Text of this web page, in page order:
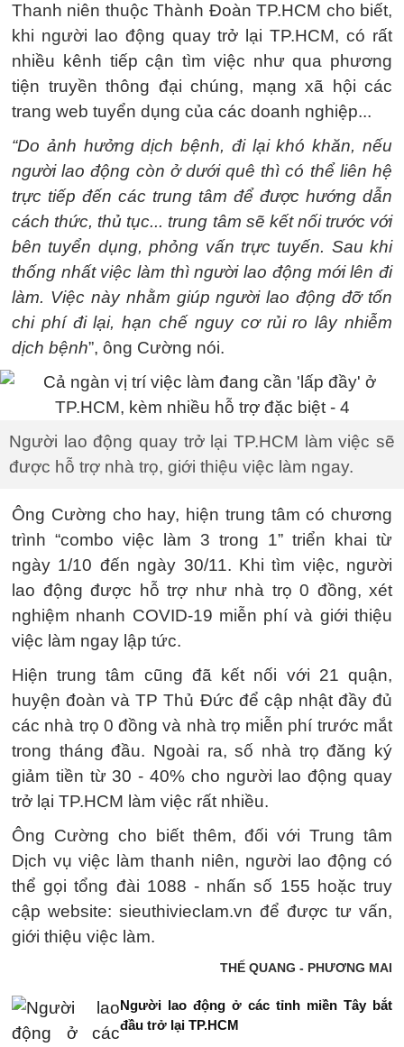
Thanh niên thuộc Thành Đoàn TP.HCM cho biết,
khi người lao động quay trở lại TP.HCM, có rất
nhiều kênh tiếp cận tìm việc như qua phương
tiện truyền thông đại chúng, mạng xã hội các
trang web tuyển dụng của các doanh nghiệp...
“Do ảnh hưởng dịch bệnh, đi lại khó khăn, nếu
người lao động còn ở dưới quê thì có thể liên hệ
trực tiếp đến các trung tâm để được hướng dẫn
cách thức, thủ tục... trung tâm sẽ kết nối trước với
bên tuyển dụng, phỏng vấn trực tuyến. Sau khi
thống nhất việc làm thì người lao động mới lên đi
làm. Việc này nhằm giúp người lao động đỡ tốn
chi phí đi lại, hạn chế nguy cơ rủi ro lây nhiễm
dịch bệnh”, ông Cường nói.
Người lao động quay trở lại TP.HCM làm việc sẽ
được hỗ trợ nhà trọ, giới thiệu việc làm ngay.
Ông Cường cho hay, hiện trung tâm có chương
trình “combo việc làm 3 trong 1” triển khai từ
ngày 1/10 đến ngày 30/11. Khi tìm việc, người
lao động được hỗ trợ như nhà trọ 0 đồng, xét
nghiệm nhanh COVID-19 miễn phí và giới thiệu
việc làm ngay lập tức.
Hiện trung tâm cũng đã kết nối với 21 quận,
huyện đoàn và TP Thủ Đức để cập nhật đầy đủ
các nhà trọ 0 đồng và nhà trọ miễn phí trước mắt
trong tháng đầu. Ngoài ra, số nhà trọ đăng ký
giảm tiền từ 30 - 40% cho người lao động quay
trở lại TP.HCM làm việc rất nhiều.
Ông Cường cho biết thêm, đối với Trung tâm
Dịch vụ việc làm thanh niên, người lao động có
thể gọi tổng đài 1088 - nhấn số 155 hoặc truy
cập website: sieuthivieclam.vn để được tư vấn,
giới thiệu việc làm.
THẾ QUANG - PHƯƠNG MAI
Người lao động ở các tỉnh miền Tây bắt
đầu trở lại TP.HCM